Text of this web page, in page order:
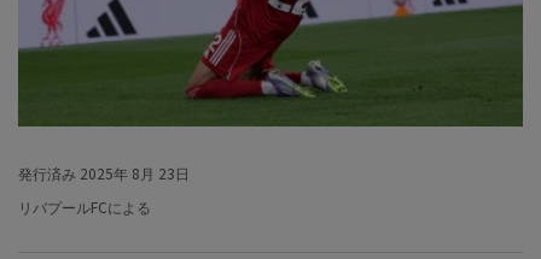
発行済み 2025年 8月 23日
リバプールFCによる